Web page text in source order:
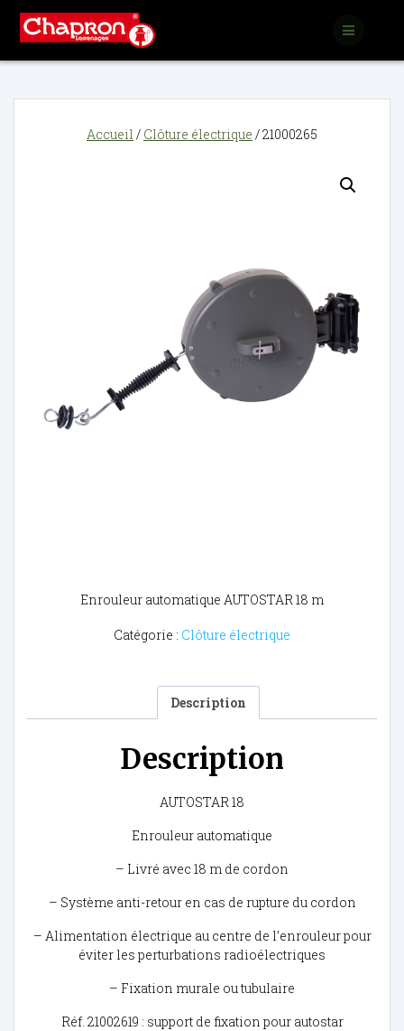
Accueil / Clôture électrique / 21000265
Enrouleur automatique AUTOSTAR 18 m
Catégorie : Clôture électrique
Description
Description
AUTOSTAR 18
Enrouleur automatique
– Livré avec 18 m de cordon
– Système anti-retour en cas de rupture du cordon
– Alimentation électrique au centre de l’enrouleur pour
éviter les perturbations radioélectriques
– Fixation murale ou tubulaire
Réf. 21002619 : support de fixation pour autostar